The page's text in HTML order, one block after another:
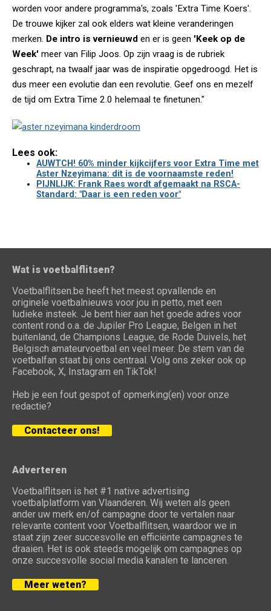
worden voor andere programma's, zoals 'Extra Time Koers'.
De trouwe kijker zal ook elders wat kleine veranderingen
merken. De intro is vernieuwd en er is geen 'Keek op de
Week' meer van Filip Joos. Op zijn vraag is de rubriek
geschrapt, na twaalf jaar was de inspiratie opgedroogd. Het is
dus meer een evolutie dan een revolutie. Geef ons en mezelf
de tijd om Extra Time 2.0 helemaal te finetunen."
Lees ook:
AUWTCH! 60% minder kijkcijfers voor Extra Time met
Aster Nzeyimana: dit is de voornaamste reden!
PIJNLIJK: Frank Raes wordt afgemaakt na RSCA-
Standard: "Daar is een reden voor"
Wat is voetbalflitsen?
Voetbalflitsen.be heeft het meest opvallende en
originele voetbalnieuws voor jou in petto, met een
ludieke insteek. Je bent hier aan het goede adres voor
content rond o.a. de Jupiler Pro League, Belgen in het
buitenland, de Champions League, de Rode Duivels, het
Belgisch amateurvoetbal en veel meer. De stem van de
voetbalfan staat bij ons centraal. Volg ons zeker ook op
Facebook, X, Instagram en TikTok!
Heb je een fout gespot of opmerking(en) voor onze
redactie?
Contacteer ons!
Adverteren
Voetbalflitsen is het #1 native advertising
voetbalplatform van Vlaanderen. Wij weten als geen
ander uw merk en/of campagne door te vertalen naar
relevante content voor Voetbalflitsen, waardoor we in
staat zijn zeer succesvolle en efficiënte campagnes te
draaien. Het is ook steeds mogelijk om campagnes op
onze succesvolle social media kanalen te lanceren.
Meer weten?